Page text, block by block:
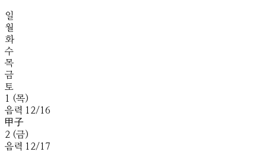
일
월
화
수
목
금
토
1
(목)
음력 12/16
甲子
2 (금)
음력 12/17